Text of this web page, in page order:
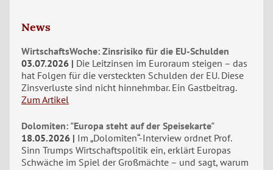
News
WirtschaftsWoche: Zinsrisiko für die EU-Schulden
03.07.2026
Die Leitzinsen im Euroraum steigen – das
hat Folgen für die versteckten Schulden der EU. Diese
Zinsverluste sind nicht hinnehmbar. Ein Gastbeitrag.
Zum Artikel
Dolomiten: "Europa steht auf der Speisekarte"
18.05.2026
Im „Dolomiten“-Interview ordnet Prof.
Sinn Trumps Wirtschaftspolitik ein, erklärt Europas
Schwäche im Spiel der Großmächte – und sagt, warum